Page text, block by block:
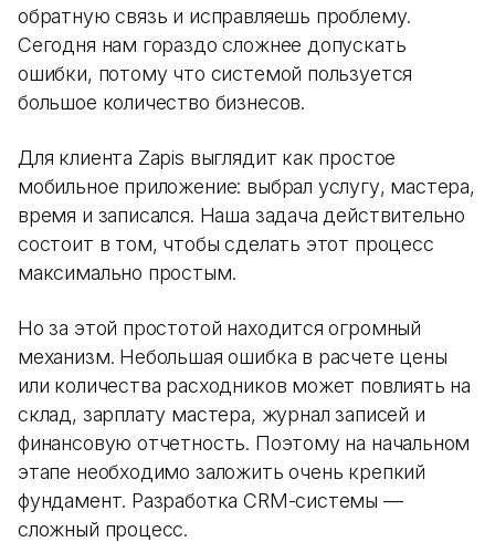
обратную связь и исправляешь проблему.
Сегодня нам гораздо сложнее допускать
ошибки, потому что системой пользуется
большое количество бизнесов.
Для клиента Zapis выглядит как простое
мобильное приложение: выбрал услугу, мастера,
время и записался. Наша задача действительно
состоит в том, чтобы сделать этот процесс
максимально простым.
Но за этой простотой находится огромный
механизм. Небольшая ошибка в расчете цены
или количества расходников может повлиять на
склад, зарплату мастера, журнал записей и
финансовую отчетность. Поэтому на начальном
этапе необходимо заложить очень крепкий
фундамент. Разработка CRM-системы —
сложный процесс.